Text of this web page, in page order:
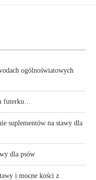
ogólnoświatowych
futerku…
suplementów na stawy dla
dla psów
i mocne kości z